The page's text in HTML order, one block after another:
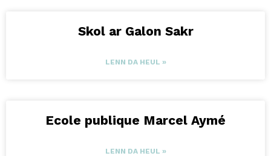
Skol ar Galon Sakr
LENN DA HEUL »
Ecole publique Marcel Aymé
LENN DA HEUL »